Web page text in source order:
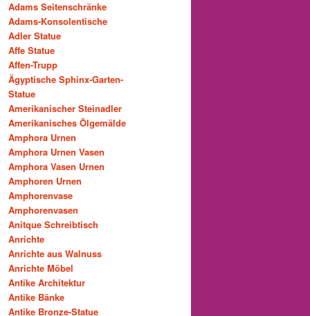
Adams Seitenschränke
Adams-Konsolentische
Adler Statue
Affe Statue
Affen-Trupp
Ägyptische Sphinx-Garten-
Statue
Amerikanischer Steinadler
Amerikanisches Ölgemälde
Amphora Urnen
Amphora Urnen Vasen
Amphora Vasen Urnen
Amphoren Urnen
Amphorenvase
Amphorenvasen
Anitque Schreibtisch
Anrichte
Anrichte aus Walnuss
Anrichte Möbel
Antike Architektur
Antike Bänke
Antike Bronze-Statue